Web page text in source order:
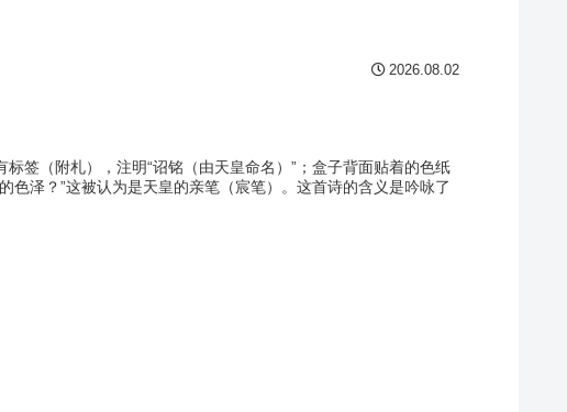
2026.08.02
签（附札），注明“诏铭（由天皇命名）”；盒子背面贴着的色纸
色泽？”这被认为是天皇的亲笔（宸笔）。这首诗的含义是吟咏了